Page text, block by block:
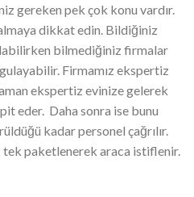
gereken pek çok konu vardır.
dikkat edin. Bildiğiniz
bilmediğiniz firmalar
Firmamız ekspertiz
ekspertiz evinize gelerek
eder. Daha sonra ise bunu
kadar personel çağrılır.
paketlenerek araca istiflenir.